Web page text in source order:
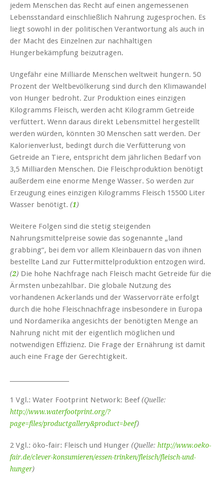
jedem Menschen das Recht auf einen angemessenen
Lebensstandard einschließlich Nahrung zugesprochen. Es
liegt sowohl in der politischen Verantwortung als auch in
der Macht des Einzelnen zur nachhaltigen
Hungerbekämpfung beizutragen.
Ungefähr eine Milliarde Menschen weltweit hungern. 50
Prozent der Weltbevölkerung sind durch den Klimawandel
von Hunger bedroht. Zur Produktion eines einzigen
Kilogramms Fleisch, werden acht Kilogramm Getreide
verfüttert. Wenn daraus direkt Lebensmittel hergestellt
werden würden, könnten 30 Menschen satt werden. Der
Kalorienverlust, bedingt durch die Verfütterung von
Getreide an Tiere, entspricht dem jährlichen Bedarf von
3,5 Milliarden Menschen. Die Fleischproduktion benötigt
außerdem eine enorme Menge Wasser. So werden zur
Erzeugung eines einzigen Kilogramms Fleisch 15500 Liter
Wasser benötigt. (1)
Weitere Folgen sind die stetig steigenden
Nahrungsmittelpreise sowie das sogenannte „land
grabbing“, bei dem vor allem Kleinbauern das von ihnen
bestellte Land zur Futtermittelproduktion entzogen wird.
(2) Die hohe Nachfrage nach Fleisch macht Getreide für die
Ärmsten unbezahlbar. Die globale Nutzung des
vorhandenen Ackerlands und der Wasservorräte erfolgt
durch die hohe Fleischnachfrage insbesondere in Europa
und Nordamerika angesichts der benötigten Menge an
Nahrung nicht mit der eigentlich möglichen und
notwendigen Effizienz. Die Frage der Ernährung ist damit
auch eine Frage der Gerechtigkeit.
1 Vgl.: Water Footprint Network: Beef(Quelle:
http://www.waterfootprint.org/?
page=files/productgallery&product=beef)
2 Vgl.: öko-fair: Fleisch und Hunger (Quelle: http://www.oeko-
fair.de/clever-konsumieren/essen-trinken/fleisch/fleisch-und-
hunger)